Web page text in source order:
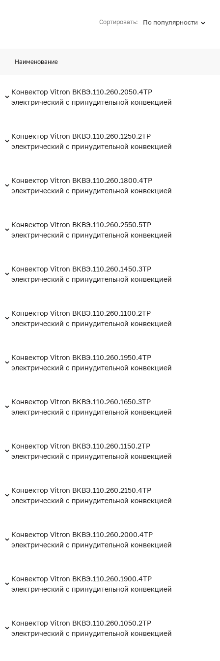
Сортировать: По популярности
Наименование
Конвектор Vitron ВКВЭ.110.260.2050.4ТР
электрический с принудительной конвекцией
Конвектор Vitron ВКВЭ.110.260.1250.2ТР
электрический с принудительной конвекцией
Конвектор Vitron ВКВЭ.110.260.1800.4ТР
электрический с принудительной конвекцией
Конвектор Vitron ВКВЭ.110.260.2550.5ТР
электрический с принудительной конвекцией
Конвектор Vitron ВКВЭ.110.260.1450.3ТР
электрический с принудительной конвекцией
Конвектор Vitron ВКВЭ.110.260.1100.2ТР
электрический с принудительной конвекцией
Конвектор Vitron ВКВЭ.110.260.1950.4ТР
электрический с принудительной конвекцией
Конвектор Vitron ВКВЭ.110.260.1650.3ТР
электрический с принудительной конвекцией
Конвектор Vitron ВКВЭ.110.260.1150.2ТР
электрический с принудительной конвекцией
Конвектор Vitron ВКВЭ.110.260.2150.4ТР
электрический с принудительной конвекцией
Конвектор Vitron ВКВЭ.110.260.2000.4ТР
электрический с принудительной конвекцией
Конвектор Vitron ВКВЭ.110.260.1900.4ТР
электрический с принудительной конвекцией
Конвектор Vitron ВКВЭ.110.260.1050.2ТР
электрический с принудительной конвекцией